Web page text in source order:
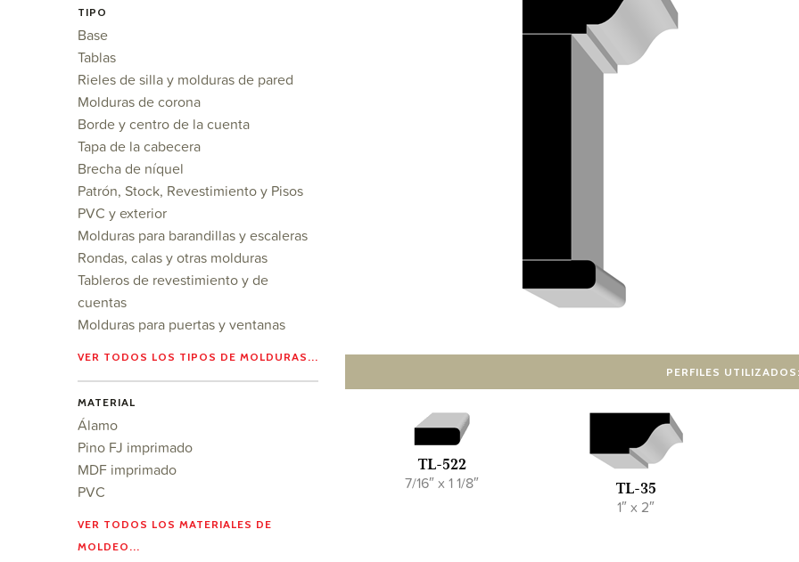
PERFILES
TL-522
7/16″ x 1 1/8″ TL-35
1″ x 2″
TIPO
Base
Tablas
Rieles de silla y molduras de pared
Molduras de corona
Borde y centro de la cuenta
Tapa de la cabecera
Brecha de níquel
Patrón, Stock, Revestimiento y Pisos
PVC y exterior
Molduras para barandillas y escaleras
Rondas, calas y otras molduras
Tableros de revestimiento y de
cuentas
Molduras para puertas y ventanas
VER TODOS LOS TIPOS DE MOLDURAS...
MATERIAL
Álamo
Pino FJ imprimado
MDF imprimado
PVC
VER TODOS LOS MATERIALES DE
MOLDEO...